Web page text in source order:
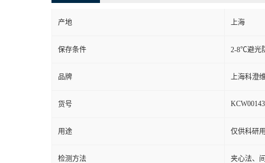
产地 上海
保存条件 2-8℃避光
品牌 上海科澄
货号 KCW00143
用途 仅供科研
检测方法 夹心法、